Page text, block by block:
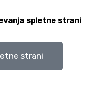
spletne strani
strani